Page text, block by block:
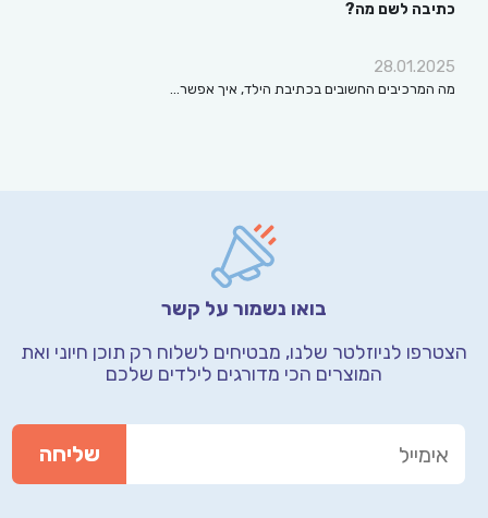
כתיבה לשם מה?
28.01.2025
מה המרכיבים החשובים בכתיבת הילד, איך אפשר…
בואו נשמור על קשר
הצטרפו לניוזלטר שלנו, מבטיחים לשלוח רק תוכן חיוני ואת
המוצרים הכי מדורגים לילדים שלכם